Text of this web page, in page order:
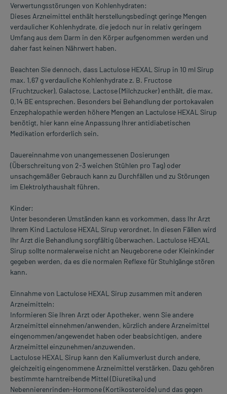
Verwertungsstörungen von Kohlenhydraten:
Dieses Arzneimittel enthält herstellungsbedingt geringe Mengen
verdaulicher Kohlenhydrate, die jedoch nur in relativ geringem
Umfang aus dem Darm in den Körper aufgenommen werden und
daher fast keinen Nährwert haben.
Beachten Sie dennoch, dass Lactulose HEXAL Sirup in 10 ml Sirup
max. 1,67 g verdauliche Kohlenhydrate z. B. Fructose
(Fruchtzucker), Galactose, Lactose (Milchzucker) enthält, die max.
0,14 BE entsprechen. Besonders bei Behandlung der portokavalen
Enzephalopathie werden höhere Mengen an Lactulose HEXAL Sirup
benötigt, hier kann eine Anpassung Ihrer antidiabetischen
Medikation erforderlich sein.
Dauereinnahme von unangemessenen Dosierungen
(Überschreitung von 2-3 weichen Stühlen pro Tag) oder
unsachgemäßer Gebrauch kann zu Durchfällen und zu Störungen
im Elektrolythaushalt führen.
Kinder:
Unter besonderen Umständen kann es vorkommen, dass Ihr Arzt
Ihrem Kind Lactulose HEXAL Sirup verordnet. In diesen Fällen wird
Ihr Arzt die Behandlung sorgfältig überwachen. Lactulose HEXAL
Sirup sollte normalerweise nicht an Neugeborene oder Kleinkinder
gegeben werden, da es die normalen Reflexe für Stuhlgänge stören
kann.
Einnahme von Lactulose HEXAL Sirup zusammen mit anderen
Arzneimitteln:
Informieren Sie Ihren Arzt oder Apotheker, wenn Sie andere
Arzneimittel einnehmen/anwenden, kürzlich andere Arzneimittel
eingenommen/angewendet haben oder beabsichtigen, andere
Arzneimittel einzunehmen/anzuwenden.
Lactulose HEXAL Sirup kann den Kaliumverlust durch andere,
gleichzeitig eingenommene Arzneimittel verstärken. Dazu gehören
bestimmte harntreibende Mittel (Diuretika) und
Nebennierenrinden-Hormone (Kortikosteroide) und das gegen